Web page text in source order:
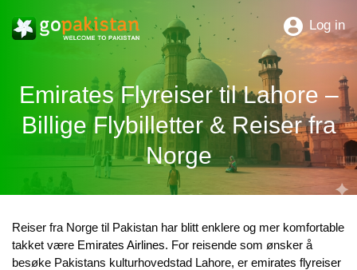
Log in
Emirates Flyreiser til Lahore –
Billige Flybilletter & Reiser fra
Norge
Reiser fra Norge til Pakistan har blitt enklere og mer komfortable
takket være Emirates Airlines. For reisende som ønsker å
besøke Pakistans kulturhovedstad Lahore, er emirates flyreiser